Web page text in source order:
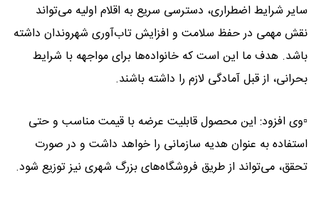
سایر شرایط اضطراری، دسترسی سریع به اقلام اولیه می‌تواند
نقش مهمی در حفظ سلامت و افزایش تاب‌آوری شهروندان داشته
باشد. هدف ما این است که خانواده‌ها برای مواجهه با شرایط
بحرانی، از قبل آمادگی لازم را داشته باشند.
▫️وی افزود: این محصول قابلیت عرضه با قیمت مناسب و حتی
استفاده به عنوان هدیه سازمانی را خواهد داشت و در صورت
تحقق، می‌تواند از طریق فروشگاه‌های بزرگ شهری نیز توزیع شود.